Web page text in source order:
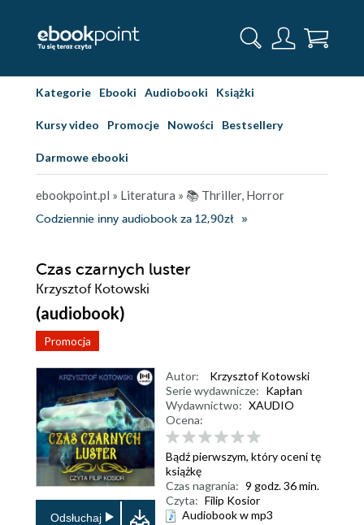
Kategorie Ebooki Audiobooki Książki
Kursy video Promocje Nowości Bestsellery
Darmowe ebooki
ebookpoint.pl » Literatura » 📚 Thriller, Horror
Codziennie inny audiobook za 12,90zł
Czas czarnych luster
Krzysztof Kotowski
(audiobook)
Promocja
Odsłuchaj
Autor:
Krzysztof Kotowski
Serie wydawnicze: Kapłan
Wydawnictwo: XAUDIO
Ocena:
Bądź pierwszym, który oceni tę
książkę
Czas nagrania: 9 godz. 36 min.
Czyta: Filip Kosior
Audiobook w mp3